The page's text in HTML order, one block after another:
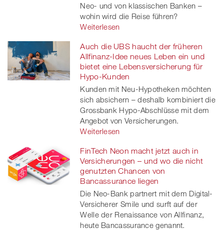
Neo- und von klassischen Banken –
wohin wird die Reise führen?
Weiterlesen
Auch die UBS haucht der früheren
Allfinanz-Idee neues Leben ein und
bietet eine Lebensversicherung für
Hypo-Kunden
Kunden mit Neu-Hypotheken möchten
sich absichern – deshalb kombiniert die
Grossbank Hypo-Abschlüsse mit dem
Angebot von Versicherungen.
Weiterlesen
FinTech Neon macht jetzt auch in
Versicherungen – und wo die nicht
genutzten Chancen von
Bancassurance liegen
Die Neo-Bank partnert mit dem Digital-
Versicherer Smile und surft auf der
Welle der Renaissance von Allfinanz,
heute Bancassurance genannt.